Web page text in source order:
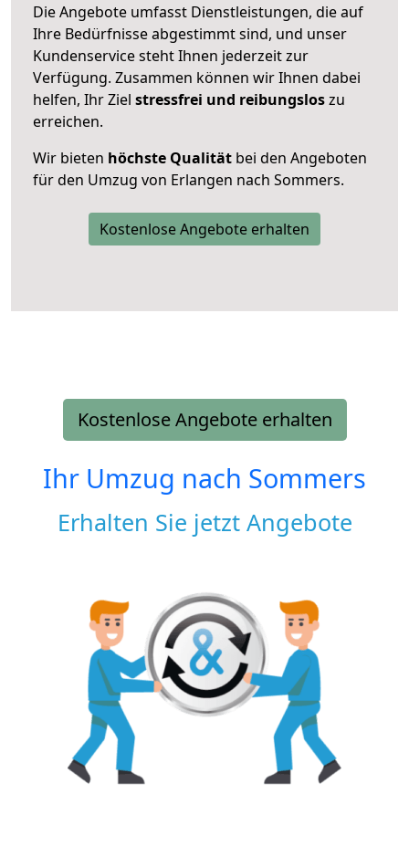
Die Angebote umfasst Dienstleistungen, die auf
Ihre Bedürfnisse abgestimmt sind, und unser
Kundenservice steht Ihnen jederzeit zur
Verfügung. Zusammen können wir Ihnen dabei
helfen, Ihr Ziel stressfrei und reibungsloszu
erreichen.
Wir bieten höchste Qualität bei den Angeboten
für den Umzug von Erlangen nach Sommers.
Kostenlose Angebote erhalten
Kostenlose Angebote erhalten
Ihr Umzug nach Sommers
Erhalten Sie jetzt Angebote